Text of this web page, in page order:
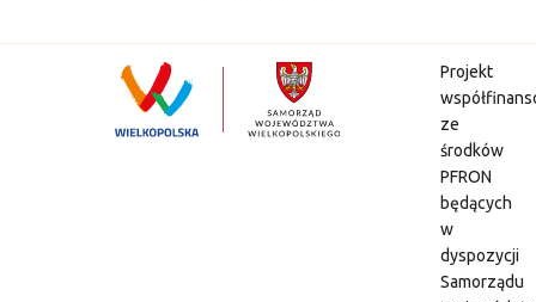
Projekt
ze
środków
PFRON
będących
w
dyspozycji
Samorządu